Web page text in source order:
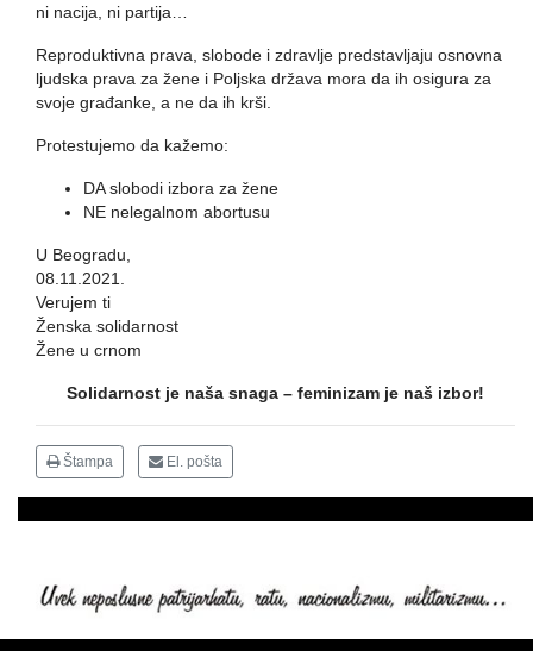
ni nacija, ni partija…
Reproduktivna prava, slobode i zdravlje predstavljaju osnovna
ljudska prava za žene i Poljska država mora da ih osigura za
svoje građanke, a ne da ih krši.
Protestujemo da kažemo:
DA slobodi izbora za žene
NE nelegalnom abortusu
U Beogradu,
08.11.2021.
Verujem ti
Ženska solidarnost
Žene u crnom
Solidarnost je naša snaga – feminizam je naš izbor!
Štampa El. pošta